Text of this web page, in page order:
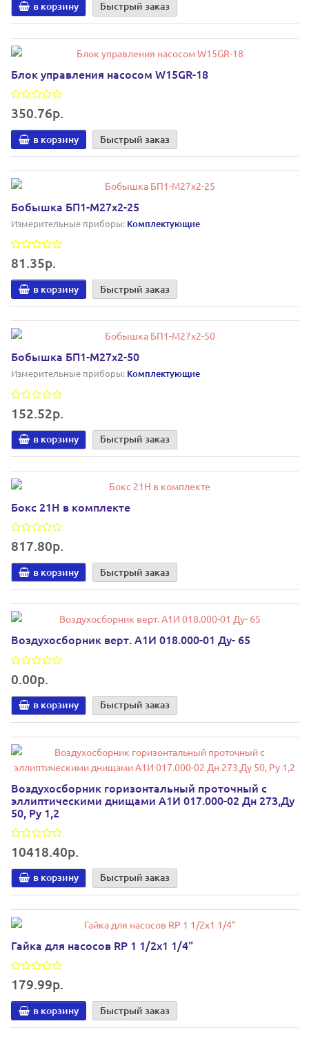
в корзину Быстрый заказ
Блок управления насосом W15GR-18
350.76р.
в корзину Быстрый заказ
Бобышка БП1-М27х2-25
Измерительные приборы: Комплектующие
81.35р.
в корзину Быстрый заказ
Бобышка БП1-М27х2-50
Измерительные приборы: Комплектующие
152.52р.
в корзину Быстрый заказ
Бокс 21Н в комплекте
817.80р.
в корзину Быстрый заказ
Воздухосборник верт. А1И 018.000-01 Ду- 65
0.00р.
в корзину Быстрый заказ
Воздухосборник горизонтальный проточный с
эллиптическими днищами А1И 017.000-02 Дн 273,Ду
50, Ру 1,2
10418.40р.
в корзину Быстрый заказ
Гайка для насосов RP 1 1/2х1 1/4"
179.99р.
в корзину Быстрый заказ